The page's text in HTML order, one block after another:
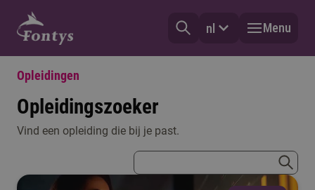
nl Menu
Vorm
Opleidingen
Opleidingszoeker
Vind een opleiding die bij je past.
zoekterm